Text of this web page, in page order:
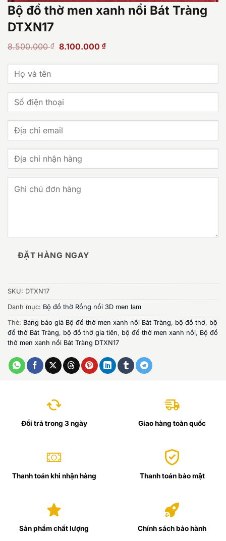
Bộ đồ thờ men xanh nổi Bát Tràng
DTXN17
8.500.000₫
Giá
8.500.000 ₫.
8.100.000 ₫Giá
là:
ĐẶT HÀNG NGAY
SKU: DTXN17
Danh mục: Bộ đồ thờ Rồng nổi 3D men lam
Thẻ: Bảng báo giá Bộ đồ thờ men xanh nổi Bát Tràng, bộ đồ thờ, bộ
đồ thờ Bát Tràng, bộ đồ thờ gia tiên, bộ đồ thờ men xanh nổi, Bộ đồ
thờ men xanh nổi Bát Tràng DTXN17
Đổi trả trong 3 ngày Giao hàng toàn quốc
Thanh toán khi nhận hàng Thanh toán bảo mật
Sản phẩm chất lượng Chính sách bảo hành